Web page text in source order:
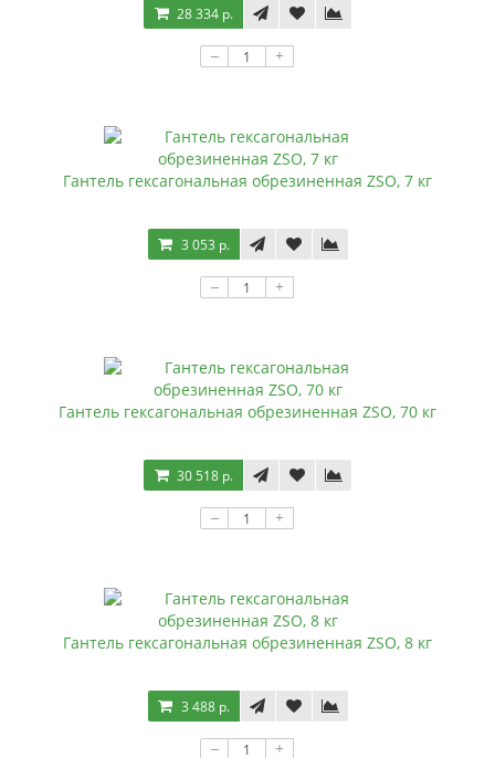
28 334 р.
– +
Гантель гексагональная обрезиненная ZSO, 7 кг
3 053 р.
– +
Гантель гексагональная обрезиненная ZSO, 70 кг
30 518 р.
– +
Гантель гексагональная обрезиненная ZSO, 8 кг
3 488 р.
– +